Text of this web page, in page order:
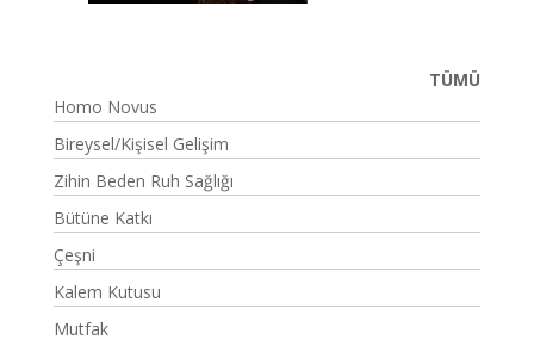
TÜMÜ
Homo Novus
Bireysel/Kişisel Gelişim
Zihin Beden Ruh Sağlığı
Bütüne Katkı
Çeşni
Kalem Kutusu
Mutfak